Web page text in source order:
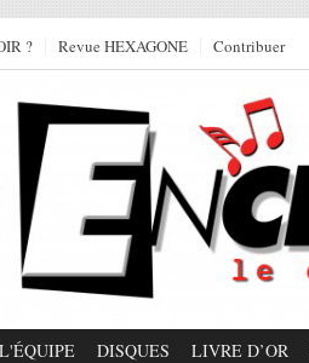
? Revue HEXAGONE Contribuer
L'ÉQUIPE DISQUES LIVRE D’OR